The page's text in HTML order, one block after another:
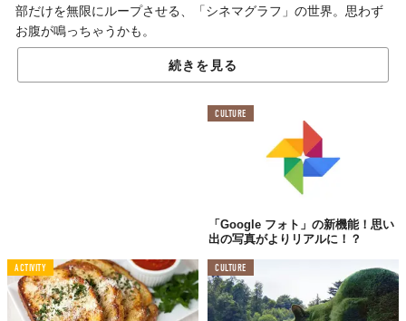
部だけを無限にループさせる、「シネマグラフ」の世界。思わず
お腹が鳴っちゃうかも。
おいしい“動く”写真
続きを見る
CULTURE
「Google フォト」の新機能！思い
出の写真がよりリアルに！？
ACTIVITY CULTURE